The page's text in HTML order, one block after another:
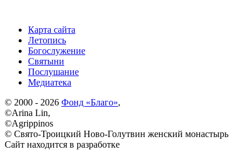
Карта сайта
Летопись
Богослужение
Святыни
Послушание
Медиатека
© 2000 - 2026 Фонд «Благо»,
©Arina Lin,
©Agrippinos
© Свято-Троицкий Ново-Голутвин женский монастырь
Сайт находится в разработке